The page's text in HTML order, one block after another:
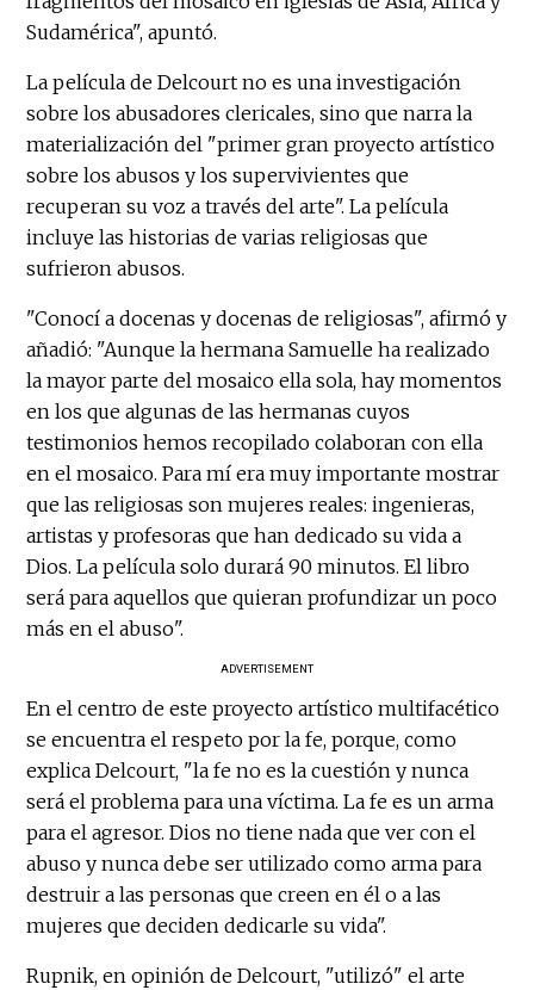
Sudamérica", apuntó.
La película de Delcourt no es una investigación
sobre los abusadores clericales, sino que narra la
materialización del "primer gran proyecto artístico
sobre los abusos y los supervivientes que
recuperan su voz a través del arte". La película
incluye las historias de varias religiosas que
sufrieron abusos.
"Conocí a docenas y docenas de religiosas", afirmó y
añadió: "Aunque la hermana Samuelle ha realizado
la mayor parte del mosaico ella sola, hay momentos
en los que algunas de las hermanas cuyos
testimonios hemos recopilado colaboran con ella
en el mosaico. Para mí era muy importante mostrar
que las religiosas son mujeres reales: ingenieras,
artistas y profesoras que han dedicado su vida a
Dios. La película solo durará 90 minutos. El libro
será para aquellos que quieran profundizar un poco
más en el abuso".
ADVERTISEMENT
En el centro de este proyecto artístico multifacético
se encuentra el respeto por la fe, porque, como
explica Delcourt, "la fe no es la cuestión y nunca
será el problema para una víctima. La fe es un arma
para el agresor. Dios no tiene nada que ver con el
abuso y nunca debe ser utilizado como arma para
destruir a las personas que creen en él o a las
mujeres que deciden dedicarle su vida".
Rupnik, en opinión de Delcourt, "utilizó" el arte